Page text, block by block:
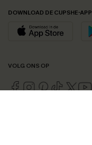
DOWNLOAD DE CUPSHE-APP
VOLG ONS OP